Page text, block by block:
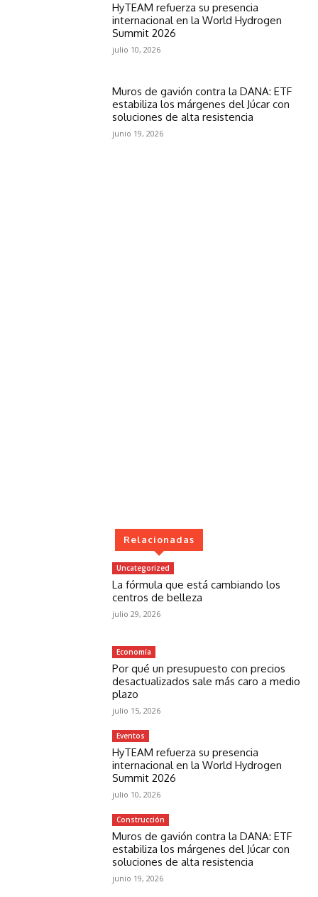
HyTEAM refuerza su presencia
internacional en la World Hydrogen
Summit 2026
julio 10, 2026
Muros de gavión contra la DANA: ETF
estabiliza los márgenes del Júcar con
soluciones de alta resistencia
junio 19, 2026
Relacionadas
Uncategorized
La fórmula que está cambiando los
centros de belleza
julio 29, 2026
Economía
Por qué un presupuesto con precios
desactualizados sale más caro a medio
plazo
julio 15, 2026
Eventos
HyTEAM refuerza su presencia
internacional en la World Hydrogen
Summit 2026
julio 10, 2026
Construcción
Muros de gavión contra la DANA: ETF
estabiliza los márgenes del Júcar con
soluciones de alta resistencia
junio 19, 2026